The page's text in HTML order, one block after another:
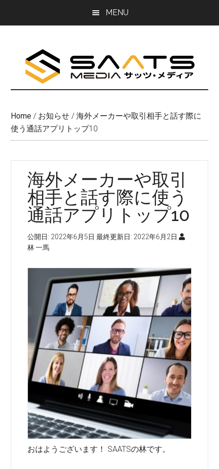
MENU
Home / お知らせ / 海外メーカーや取引相手と話す際に
使う通話アプリトップ10
海外メーカーや取引
相手と話す際に使う
通話アプリトップ10
公開日: 2022年6月5日 最終更新日: 2022年6月2日
林 一馬
おはようございます！ SAATSの林です。